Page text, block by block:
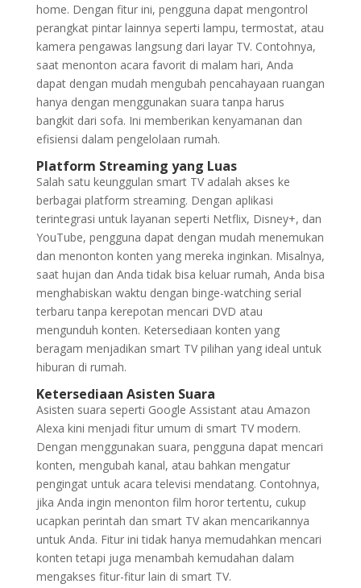
home. Dengan fitur ini, pengguna dapat mengontrol
perangkat pintar lainnya seperti lampu, termostat, atau
kamera pengawas langsung dari layar TV. Contohnya,
saat menonton acara favorit di malam hari, Anda
dapat dengan mudah mengubah pencahayaan ruangan
hanya dengan menggunakan suara tanpa harus
bangkit dari sofa. Ini memberikan kenyamanan dan
efisiensi dalam pengelolaan rumah.
Platform Streaming yang Luas
Salah satu keunggulan smart TV adalah akses ke
berbagai platform streaming. Dengan aplikasi
terintegrasi untuk layanan seperti Netflix, Disney+, dan
YouTube, pengguna dapat dengan mudah menemukan
dan menonton konten yang mereka inginkan. Misalnya,
saat hujan dan Anda tidak bisa keluar rumah, Anda bisa
menghabiskan waktu dengan binge-watching serial
terbaru tanpa kerepotan mencari DVD atau
mengunduh konten. Ketersediaan konten yang
beragam menjadikan smart TV pilihan yang ideal untuk
hiburan di rumah.
Ketersediaan Asisten Suara
Asisten suara seperti Google Assistant atau Amazon
Alexa kini menjadi fitur umum di smart TV modern.
Dengan menggunakan suara, pengguna dapat mencari
konten, mengubah kanal, atau bahkan mengatur
pengingat untuk acara televisi mendatang. Contohnya,
jika Anda ingin menonton film horor tertentu, cukup
ucapkan perintah dan smart TV akan mencarikannya
untuk Anda. Fitur ini tidak hanya memudahkan mencari
konten tetapi juga menambah kemudahan dalam
mengakses fitur-fitur lain di smart TV.